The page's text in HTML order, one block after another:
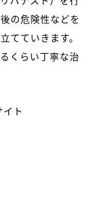
の危険性などを
てていきます。
くらい丁寧な治
ト